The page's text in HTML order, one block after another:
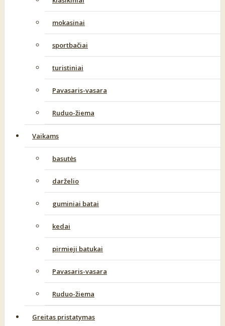
mokasinai
sportbačiai
turistiniai
Pavasaris-vasara
Ruduo-žiema
Vaikams
basutės
darželio
guminiai batai
kedai
pirmieji batukai
Pavasaris-vasara
Ruduo-žiema
Greitas pristatymas